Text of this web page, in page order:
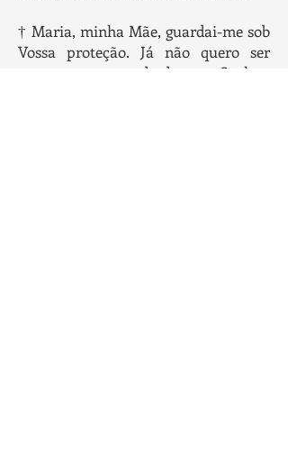
† Maria, minha Mãe, guardai-me sob
Vossa proteção. Já não quero ser
meu, quero ser todo do meu Senhor.